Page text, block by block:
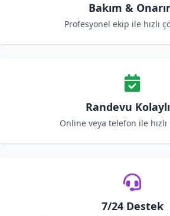
Bakım &
Profesyonel ekip ile hızlı
Randevu
Online veya telefon ile
7/24 Destek